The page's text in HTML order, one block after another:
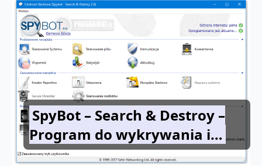
SpyBot – Search & Destroy –
Program do wykrywania i…